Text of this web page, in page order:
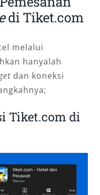
di Tiket.com
melalui
hanyalah
dan koneksi
Tiket.com di